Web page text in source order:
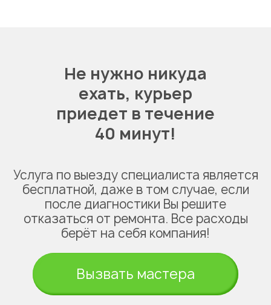
Не нужно никуда
ехать, курьер
приедет в течение
40 минут!
Услуга по выезду специалиста является
бесплатной, даже в том случае, если
после диагностики Вы решите
отказаться от ремонта. Все расходы
берёт на себя компания!
Вызвать мастера